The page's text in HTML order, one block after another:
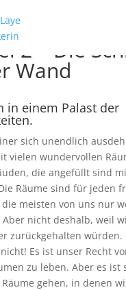
2 – Die
Wand
in einem Palast der
sich unendlich
vielen wundervollen
die angefüllt sind
Räume sind für jeden
meisten von uns nur
Aber nicht deshalb, weil
zurückgehalten würden.
Es ist unser Recht
zu leben. Aber es ist
gehen, in denen